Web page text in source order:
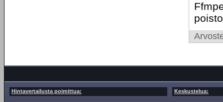
Hintavertailusta poimittua: Keskustelua: